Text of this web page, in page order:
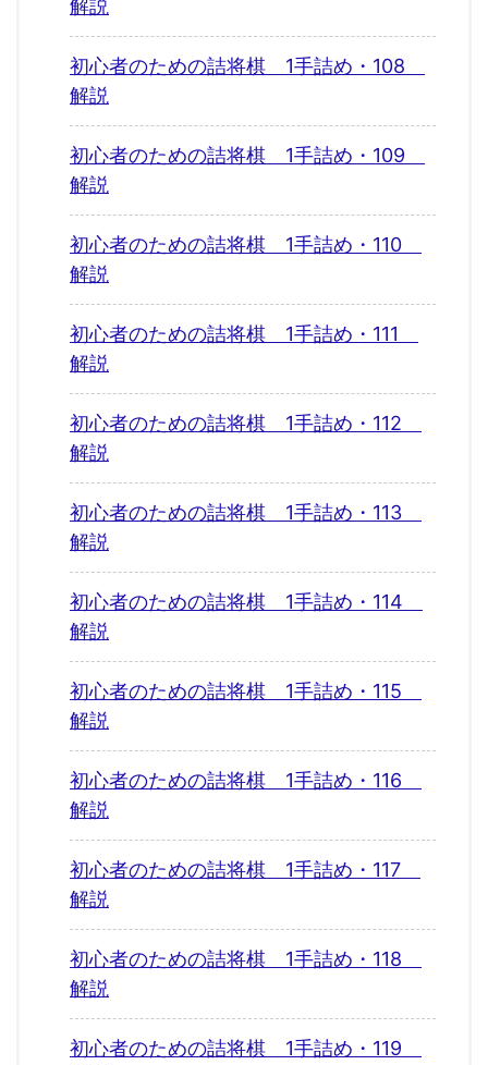
解説
初心者のための詰将棋 1手詰め・108
解説
初心者のための詰将棋 1手詰め・109
解説
初心者のための詰将棋 1手詰め・110
解説
初心者のための詰将棋 1手詰め・111
解説
初心者のための詰将棋 1手詰め・112
解説
初心者のための詰将棋 1手詰め・113
解説
初心者のための詰将棋 1手詰め・114
解説
初心者のための詰将棋 1手詰め・115
解説
初心者のための詰将棋 1手詰め・116
解説
初心者のための詰将棋 1手詰め・117
解説
初心者のための詰将棋 1手詰め・118
解説
初心者のための詰将棋 1手詰め・119